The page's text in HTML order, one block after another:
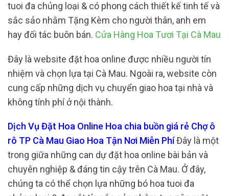
tuoi đa chủng loại & có phong cách thiết kế tinh tế và
sắc sảo nhằm Tặng Kèm cho người thân, anh em
hay đối tác buôn bán. Cửa Hàng Hoa Tươi Tại Cà Mau
Đây là website đặt hoa online được nhiều người tín
nhiệm và chọn lựa tại Cà Mau. Ngoài ra, website còn
cung cấp những dịch vụ chuyển giao hoa tại nhà và
không tính phí ở nội thành.
Dịch Vụ Đặt Hoa Online Hoa chia buồn giá rẻ Chợ ô
rô TP Cà Mau Giao Hoa Tận Nơi Miễn PhíĐây là một
trong giữa những can dự đặt hoa online bài bản và
chuyên nghiệp & đáng tin cậy trên Cà Mau. Ở đây,
chúng ta có thể chọn lựa những bó hoa tuoi đa